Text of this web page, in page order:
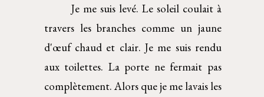
Je me suis levé. Le soleil coulait à
travers les branches comme un jaune
d'œuf chaud et clair. Je me suis rendu
aux toilettes. La porte ne fermait pas
complètement. Alors que je me lavais les